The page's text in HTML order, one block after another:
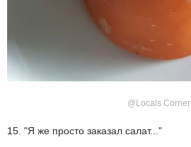
@Locals Corner
15. "Я же просто заказал салат..."